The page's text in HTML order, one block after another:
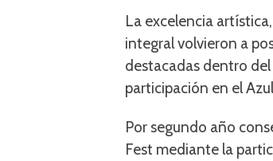
La excelencia
integral volvieron a
destacadas dentro
participación en el
Por segundo año
Fest mediante la